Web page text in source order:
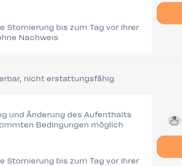
Stornierung bis zum Tag vor Ihrer
Nachweis
nicht erstattungsfähig
und Änderung des Aufenthalts
Bedingungen möglich
Stornierung bis zum Tag vor Ihrer